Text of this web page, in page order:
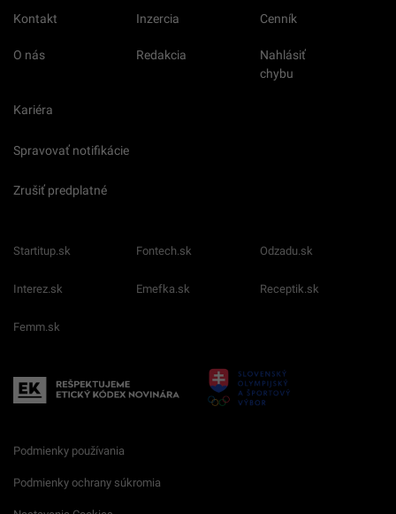
Kontakt Inzercia Cenník
O nás Redakcia
Nahlásiť
chybu
Kariéra
Spravovať notifikácie
Zrušiť predplatné
Startitup.sk Fontech.sk Odzadu.sk
Interez.sk Emefka.sk Receptik.sk
Femm.sk
Podmienky používania
Podmienky ochrany súkromia